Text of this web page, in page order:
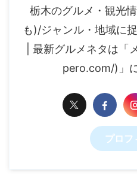
栃木のグルメ・観光
も)/ジャンル・地域に
| 最新グルメネタは
pero.com/)」
プロフ